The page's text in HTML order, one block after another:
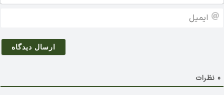
0 نظرات